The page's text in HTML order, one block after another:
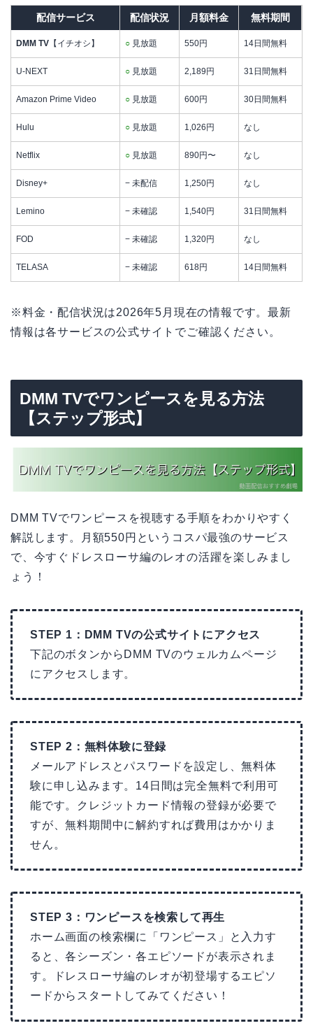
配信サービス 配信状況 月額料金 無料期間
DMM TV 【イチオシ】 ○ 見放題 550円 14日間無料
U-NEXT ○ 見放題 2,189円 31日間無料
Amazon Prime Video ○ 見放題 600円 30日間無料
Hulu ○ 見放題 1,026円 なし
Netflix ○ 見放題 890円〜 なし
Disney+ − 未配信 1,250円 なし
Lemino − 未確認 1,540円 31日間無料
FOD − 未確認 1,320円 なし
TELASA − 未確認 618円 14日間無料
※料金・配信状況は2026年5月現在の情報です。最新
情報は各サービスの公式サイトでご確認ください。
DMM TVでワンピースを見る方法
【ステップ形式】
DMM TVでワンピースを視聴する手順をわかりやすく
解説します。月額550円というコスパ最強のサービス
で、今すぐドレスローサ編のレオの活躍を楽しみまし
ょう！
STEP 1：DMM TVの公式サイトにアクセス
下記のボタンからDMM TVのウェルカムページ
にアクセスします。
STEP 2：無料体験に登録
メールアドレスとパスワードを設定し、無料体
験に申し込みます。14日間は完全無料で利用可
能です。クレジットカード情報の登録が必要で
すが、無料期間中に解約すれば費用はかかりま
せん。
STEP 3：ワンピースを検索して再生
ホーム画面の検索欄に「ワンピース」と入力す
ると、各シーズン・各エピソードが表示されま
す。ドレスローサ編のレオが初登場するエピソ
ードからスタートしてみてください！